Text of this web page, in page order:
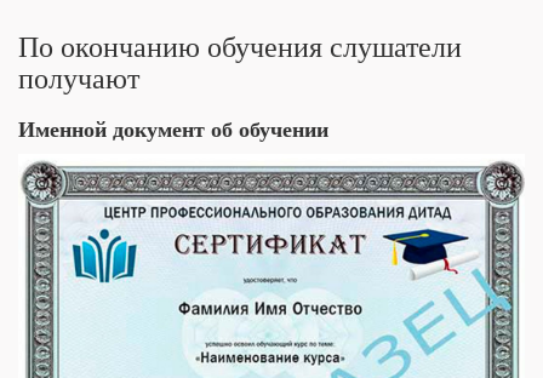
По окончанию обучения слушатели
получают
Именной документ об обучении